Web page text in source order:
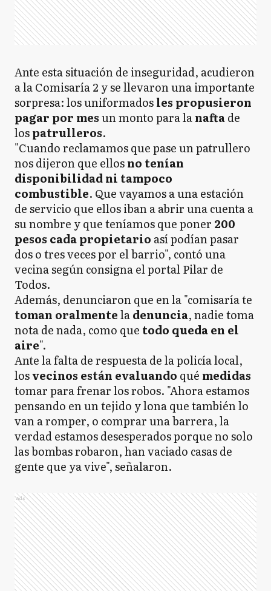
Ante esta situación de inseguridad, acudieron
a la Comisaría 2 y se llevaron una importante
sorpresa: los uniformadosles propusieron
pagar por mesun monto para lanaftade
lospatrulleros.
"Cuando reclamamos que pase un patrullero
nos dijeron que ellosno tenían
disponibilidad ni tampoco
combustible. Que vayamos a una estación
de servicio que ellos iban a abrir una cuenta a
su nombre y que teníamos que poner 200
pesos cada propietario así podían pasar
dos o tres veces por el barrio", contó una
vecina según consigna el portal Pilar de
Todos.
Además, denunciaron que en la "comisaría te
toman oralmenteladenuncia, nadie toma
nota de nada, como que todo queda en el
aire".
Ante la falta de respuesta de la policía local,
losvecinos están evaluando qué medidas
tomar para frenar los robos. "Ahora estamos
pensando en un tejido y lona que también lo
van a romper, o comprar una barrera, la
verdad estamos desesperados porque no solo
las bombas robaron, han vaciado casas de
gente que ya vive", señalaron.
Ads